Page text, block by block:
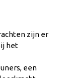
zijn er
het
een